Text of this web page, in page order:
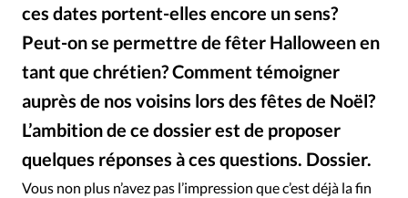
RUBRIQUES
Tous les articles
Actualité internationale
Chronique
Culture
Dossier
Eglises Foi Génération réveil
Monde
Opinions
Publireportage
Relations Aujourd'hui
Société
Tour du monde des Eglises
Trait d'Ixène
Vécu
Vie Intérieure
ces dates portent-elles encore un sens?
Peut-on se permettre de fêter Halloween en
tant que chrétien? Comment témoigner
auprès de nos voisins lors des fêtes de Noël?
L’ambition de ce dossier est de proposer
quelques réponses à ces questions. Dossier.
GettyImages
Vous non plus n’avez pas l’impression que c’est déjà la fin